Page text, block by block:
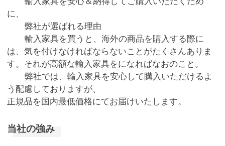
に、
弊社が選ばれる理由
輸入家具を買うと、海外の商品を購入する際に
は、気を付けなければならないことがたくさんありま
す。それが高額な輸入家具をになればなおのこと。
弊社では、輸入家具を安心して購入いただけるよ
う配慮しておりますが、
正規品を国内最低価格にてお届けいたします。
当社の強み